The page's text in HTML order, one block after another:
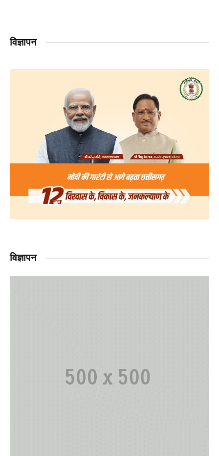
विज्ञापन
विज्ञापन